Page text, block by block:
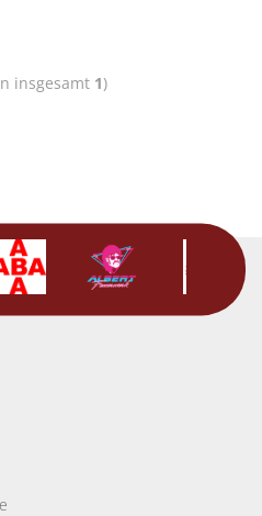
insgesamt 1)